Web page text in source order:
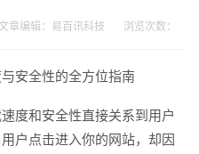
编辑：易百讯科技 浏览次数：
安全性的全方位指南
度和安全性直接关系到用户
户点击进入你的网站，却因